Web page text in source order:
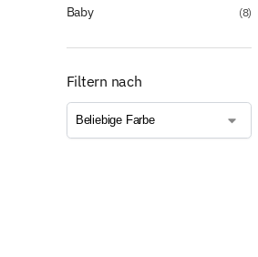
Baby (8)
Filtern nach